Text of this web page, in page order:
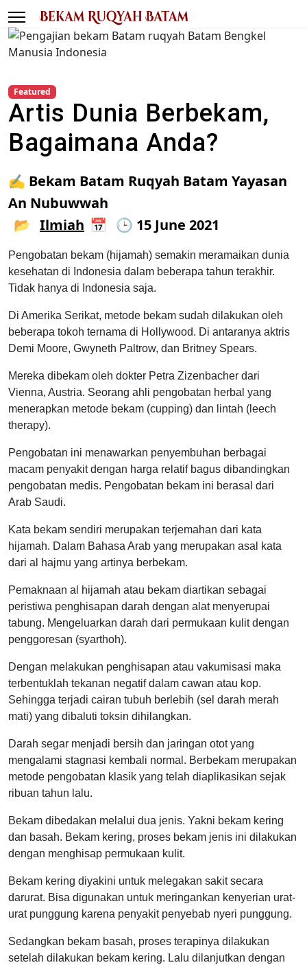
Featured
Artis Dunia Berbekam,
Bagaimana Anda?
Bekam Batam Ruqyah Batam Yayasan
An Nubuwwah
Ilmiah
15 June 2021
Pengobatan bekam (hijamah) semakin meramaikan dunia
kesehatan di Indonesia dalam beberapa tahun terakhir.
Tidak hanya di Indonesia saja.
Di Amerika Serikat, metode bekam sudah dilakukan oleh
beberapa tokoh ternama di Hollywood. Di antaranya aktris
Demi Moore, Gwyneth Paltrow, dan Britney Spears.
Mereka dibekam oleh dokter Petra Zizenbacher dari
Vienna, Austria. Seorang ahli pengobatan herbal yang
menerapkan metode bekam (cupping) dan lintah (leech
therapy).
Pengobatan ini menawarkan penyembuhan berbagai
macam penyakit dengan harga relatif bagus dibandingkan
pengobatan medis. Pengobatan bekam ini berasal dari
Arab Saudi.
Kata bekam sendiri merupakan terjemahan dari kata
hijamah. Dalam Bahasa Arab yang merupakan asal kata
dari al hajmu yang artinya berbekam.
Pemaknaan al hijamah atau bekam diartikan sebagai
peristiwa penghisapan darah dengan alat menyerupai
tabung. Mengeluarkan darah dari permukaan kulit dengan
penggoresan (syarthoh).
Dengan melakukan penghisapan atau vakumisasi maka
terbentuklah tekanan negatif dalam cawan atau kop.
Sehingga terjadi cairan tubuh berlebih (sel darah merah
mati) yang dibaluti toksin dihilangkan.
Darah segar menjadi bersih dan jaringan otot yang
mengalami stagnasi kembali normal. Berbekam merupakan
metode pengobatan klasik yang telah diaplikasikan sejak
ribuan tahun lalu.
Bekam dibedakan melalui dua jenis. Yakni bekam kering
dan basah. Bekam kering, proses bekam jenis ini dilakukan
dengan menghisap permukaan kulit.
Bekam kering diyakini untuk melegakan sakit secara
darurat. Bisa digunakan untuk meringankan kenyerian urat-
urat punggung karena penyakit penyebab nyeri punggung.
Sedangkan bekam basah, proses terapinya dilakukan
setelah dilakukan bekam kering. Lalu dilanjutkan dengan